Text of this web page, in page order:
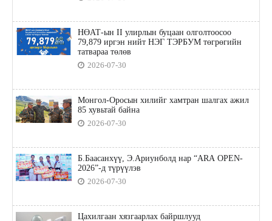
НӨАТ-ын II улирлын буцаан олголтоосоо
79,879 иргэн нийт НЭГ ТЭРБУМ төгрөгийн
татвараа төлөв
2026-07-30
Монгол-Оросын хилийг хамтран шалгах ажил
85 хувьтай байна
2026-07-30
Б.Баасанхүү, Э.Ариунболд нар “ARA OPEN-
2026”-д түрүүлэв
2026-07-30
Цахилгаан хязгаарлах байршлууд